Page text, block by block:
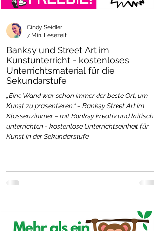
Banksy und Street Art im
Kunstunterricht - kostenloses
Unterrichtsmaterial für die
Sekundarstufe
„Eine Wand war schon immer der beste Ort, um
Kunst zu präsentieren.“ – Banksy Street Art im
Klassenzimmer – mit Banksy kreativ und kritisch
unterrichten - kostenlose Unterrichtseinheit für
Kunst in der Sekundarstufe
Cindy Seidler
7 Min. Lesezeit